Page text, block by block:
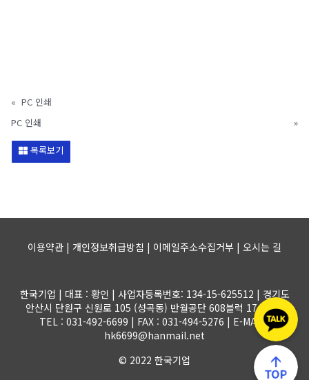
« PC 인쇄
PC 인쇄
»
목록보기
이용약관 | 개인정보취급방침 | 이메일주소수집거부 | 오시는 길
한국기업 | 대표 : 황인 | 사업자등록번호: 134-15-625512 | 경기도
안산시 단원구 신원로 105 (성곡동) 반월공단 608블럭 17-1롯트
TEL : 031-492-6699 | FAX : 031-494-5276 | E-MAIL :
hk6699@hanmail.net
© 2022 한국기업